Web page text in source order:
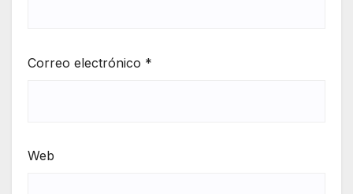
Correo electrónico *
Web